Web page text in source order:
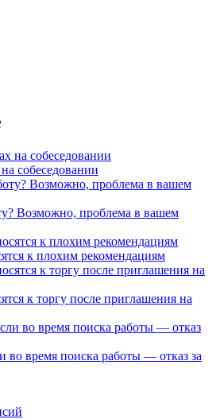
собеседовании
Возможно, проблема в вашем
к плохим рекомендациям
к торгу после приглашения на
во время поиска работы — отказ за